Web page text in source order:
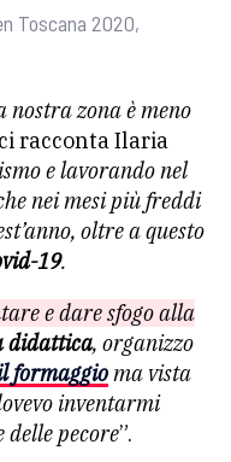
Toscana 2020,
zona è meno
racconta Ilaria
e lavorando nel
nei mesi più freddi
oltre a questo
19.
e dare sfogo alla
didattica, organizzo
formaggioma vista
inventarmi
delle pecore”.